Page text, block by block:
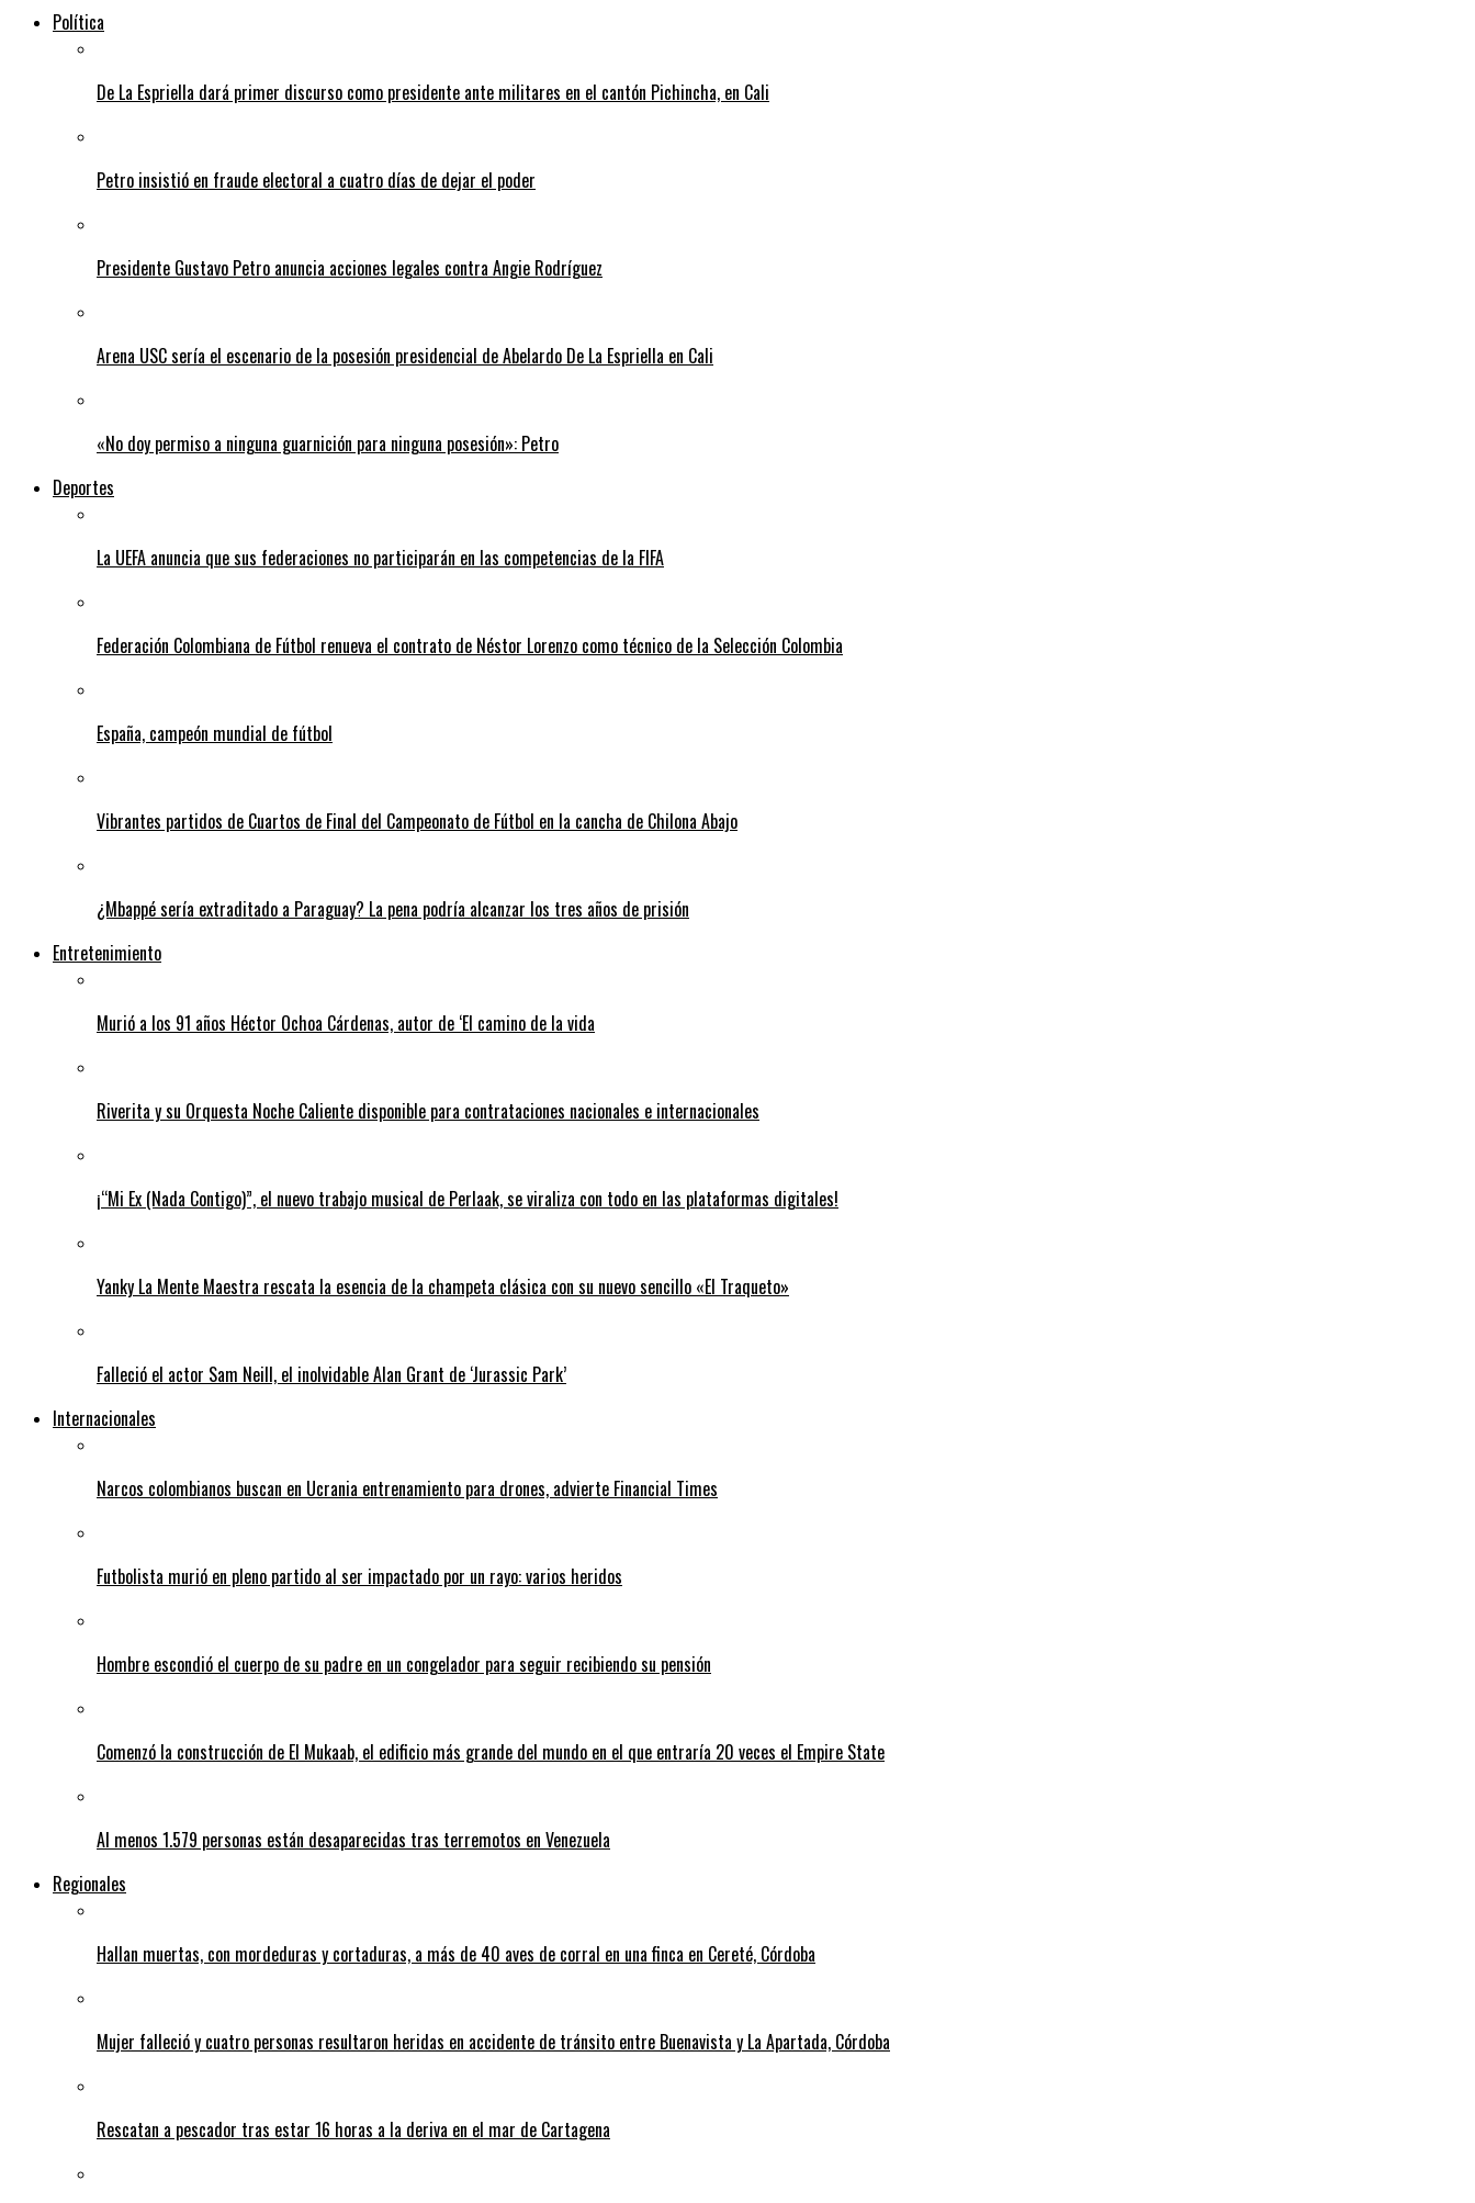
Política
De La Espriella dará primer discurso como presidente ante militares en el cantón Pichincha, en Cali
Petro insistió en fraude electoral a cuatro días de dejar el poder
Presidente Gustavo Petro anuncia acciones legales contra Angie Rodríguez
Arena USC sería el escenario de la posesión presidencial de Abelardo De La Espriella en Cali
«No doy permiso a ninguna guarnición para ninguna posesión»: Petro
Deportes
La UEFA anuncia que sus federaciones no participarán en las competencias de la FIFA
Federación Colombiana de Fútbol renueva el contrato de Néstor Lorenzo como técnico de la Selección Colombia
España, campeón mundial de fútbol
Vibrantes partidos de Cuartos de Final del Campeonato de Fútbol en la cancha de Chilona Abajo
¿Mbappé sería extraditado a Paraguay? La pena podría alcanzar los tres años de prisión
Entretenimiento
Murió a los 91 años Héctor Ochoa Cárdenas, autor de ‘El camino de la vida
Riverita y su Orquesta Noche Caliente disponible para contrataciones nacionales e internacionales
¡“Mi Ex (Nada Contigo)”, el nuevo trabajo musical de Perlaak, se viraliza con todo en las plataformas digitales!
Yanky La Mente Maestra rescata la esencia de la champeta clásica con su nuevo sencillo «El Traqueto»
Falleció el actor Sam Neill, el inolvidable Alan Grant de ‘Jurassic Park’
Internacionales
Narcos colombianos buscan en Ucrania entrenamiento para drones, advierte Financial Times
Futbolista murió en pleno partido al ser impactado por un rayo: varios heridos
Hombre escondió el cuerpo de su padre en un congelador para seguir recibiendo su pensión
Comenzó la construcción de El Mukaab, el edificio más grande del mundo en el que entraría 20 veces el Empire State
Al menos 1.579 personas están desaparecidas tras terremotos en Venezuela
Regionales
Hallan muertas, con mordeduras y cortaduras, a más de 40 aves de corral en una finca en Cereté, Córdoba
Mujer falleció y cuatro personas resultaron heridas en accidente de tránsito entre Buenavista y La Apartada, Córdoba
Rescatan a pescador tras estar 16 horas a la deriva en el mar de Cartagena